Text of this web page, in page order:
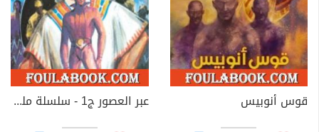
قوس أنوبيس
عبر العصور ج1 - سلسلة ملف المستقبل